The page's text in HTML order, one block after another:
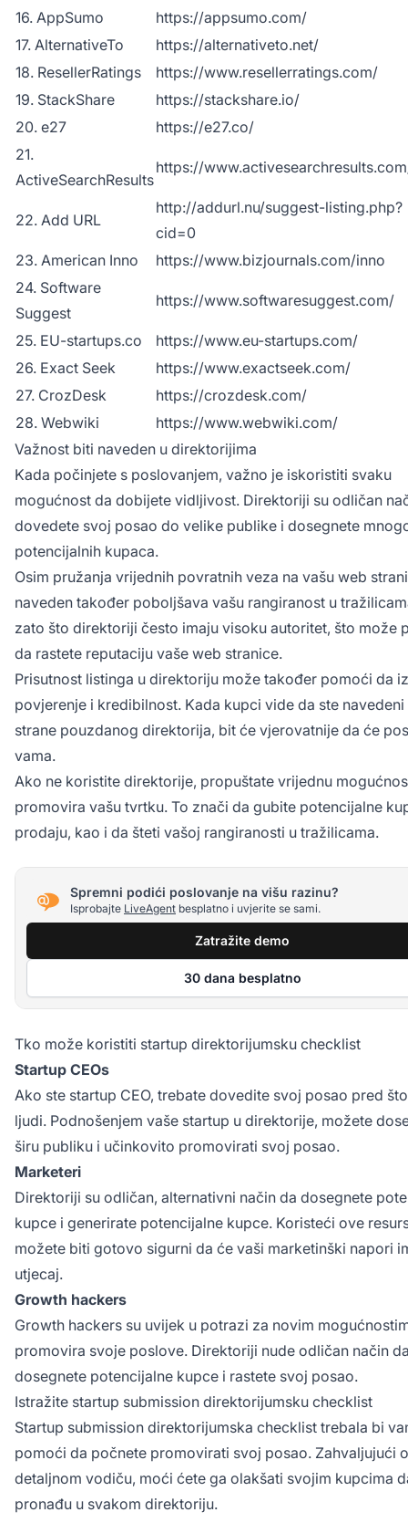
16. AppSumo
https://appsumo.com/
17. AlternativeTo
https://alternativeto.net/
18. ResellerRatings
https://www.resellerratings.com/
19. StackShare
https://stackshare.io/
20. e27
https://e27.co/
21.
ActiveSearchResults
https://
22. Add URL
http://addurl.nu/suggest-listing.php?
cid=0
23. American Inno
https://www.bizjournals.com/inno
24. Software
Suggest
https://www.softwaresuggest.com/
25. EU-startups.co
https://www.eu-startups.com/
26. Exact Seek
https://www.exactseek.com/
27. CrozDesk
https://crozdesk.com/
28. Webwiki
https://www.webwiki.com/
Važnost biti naveden u direktorijima
Kada počinjete s poslovanjem, važno je iskoristiti svaku
mogućnost da dobijete vidljivost. Direktoriji su odličan
dovedete svoj posao do velike publike i dosegnete
potencijalnih kupaca.
Osim pružanja vrijednih povratnih veza na vašu web
naveden također poboljšava vašu rangiranost u
zato što direktoriji često imaju visoku autoritet, što može
da rastete reputaciju vaše web stranice.
Prisutnost listinga u direktoriju može također pomoći da
povjerenje i kredibilnost. Kada kupci vide da ste
strane pouzdanog direktorija, bit će vjerovatnije da će
vama.
Ako ne koristite direktorije, propuštate vrijednu
promovira vašu tvrtku. To znači da gubite potencijalne
prodaju, kao i da šteti vašoj rangiranosti u tražilicama.
Spremni podići poslovanje na višu razinu?
Isprobajte LiveAgent besplatno i uvjerite se sami.
Zatražite demo
30 dana besplatno
Tko može koristiti startup direktorijumsku checklist
Startup CEOs
Ako ste startup CEO, trebate dovedite svoj posao pred
ljudi. Podnošenjem vaše startup u direktorije, možete
širu publiku i učinkovito promovirati svoj posao.
Marketeri
Direktoriji su odličan, alternativni način da dosegnete
kupce i generirate potencijalne kupce. Koristeći ove
možete biti gotovo sigurni da će vaši marketinški napori
utjecaj.
Growth hackers
Growth hackers su uvijek u potrazi za novim
promovira svoje poslove. Direktoriji nude odličan način
dosegnete potencijalne kupce i rastete svoj posao.
Istražite startup submission direktorijumsku checklist
Startup submission direktorijumska checklist trebala bi
pomoći da počnete promovirati svoj posao. Zahvaljujući
detaljnom vodiču, moći ćete ga olakšati svojim kupcima
pronađu u svakom direktoriju.